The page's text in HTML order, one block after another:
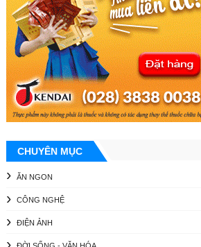
CHUYÊN MỤC
ĂN NGON
CÔNG NGHỆ
ĐIỆN ẢNH
ĐỜI SỐNG - VĂN HÓA